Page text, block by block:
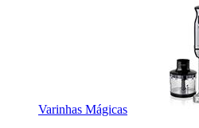
Varinhas Mágicas